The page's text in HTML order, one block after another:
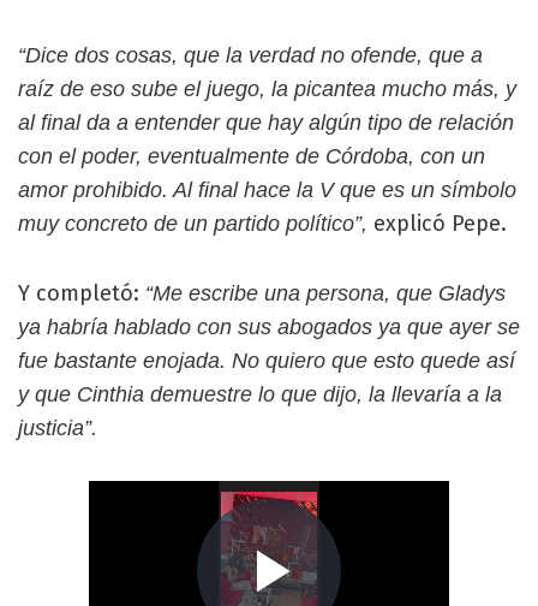
“Dice dos cosas, que la verdad no ofende, que a
raíz de eso sube el juego, la picantea mucho más, y
al final da a entender que hay algún tipo de relación
con el poder, eventualmente de Córdoba, con un
amor prohibido. Al final hace la V que es un símbolo
muy concreto de un partido político”, explicó Pepe.
Y completó: “Me escribe una persona, que Gladys
ya habría hablado con sus abogados ya que ayer se
fue bastante enojada. No quiero que esto quede así
y que Cinthia demuestre lo que dijo, la llevaría a la
justicia”.